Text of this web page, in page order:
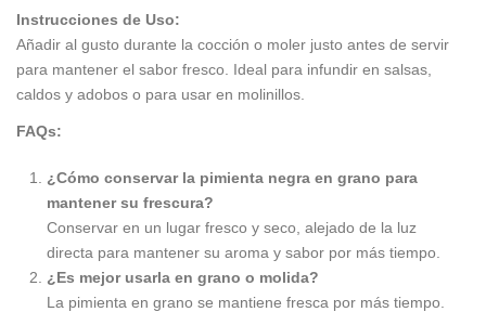
Instrucciones de Uso:
Añadir al gusto durante la cocción o moler justo antes de servir
para mantener el sabor fresco. Ideal para infundir en salsas,
caldos y adobos o para usar en molinillos.
FAQs:
¿Cómo conservar la pimienta negra en grano para
mantener su frescura?
Conservar en un lugar fresco y seco, alejado de la luz
directa para mantener su aroma y sabor por más tiempo.
¿Es mejor usarla en grano o molida?
La pimienta en grano se mantiene fresca por más tiempo.